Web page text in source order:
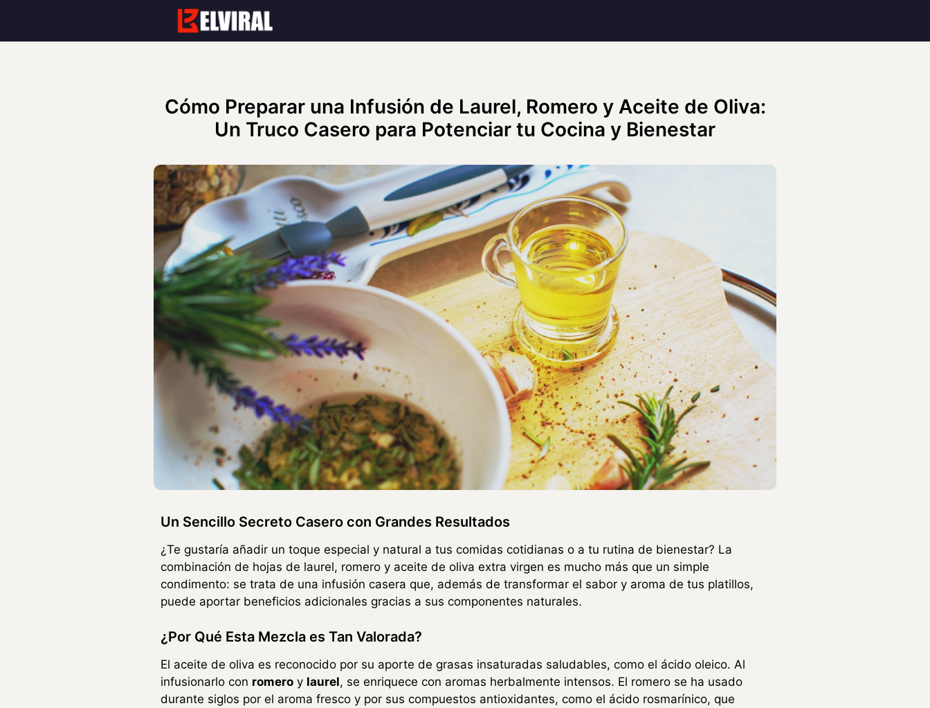
content
Cómo Preparar una Infusión de Laurel, Romero y Aceite de Oliva:
Un Truco Casero para Potenciar tu Cocina y Bienestar
Un Sencillo Secreto Casero con Grandes Resultados
¿Te gustaría añadir un toque especial y natural a tus comidas cotidianas o a tu rutina de bienestar? La
combinación de hojas de laurel, romero y aceite de oliva extra virgen es mucho más que un simple
condimento: se trata de una infusión casera que, además de transformar el sabor y aroma de tus platillos,
puede aportar beneficios adicionales gracias a sus componentes naturales.
¿Por Qué Esta Mezcla es Tan Valorada?
El aceite de oliva es reconocido por su aporte de grasas insaturadas saludables, como el ácido oleico. Al
infusionarlo con romero y laurel, se enriquece con aromas herbalmente intensos. El romero se ha usado
durante siglos por el aroma fresco y por sus compuestos antioxidantes, como el ácido rosmarínico, que